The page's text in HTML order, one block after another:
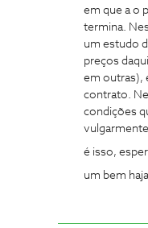
em que a o
termina.
um estudo
preços
em outras),
contrato.
condições
vulgarmente
é isso,
um bem